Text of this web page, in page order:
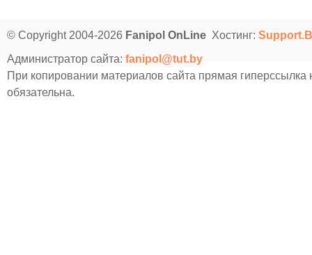
© Copyright 2004-2026 Fanipol OnLine Хостинг:
Администратор сайта: fanipol@tut.by
При копировании материалов сайта прямая гиперссылка
обязательна.